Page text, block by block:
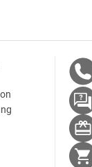
abseits von